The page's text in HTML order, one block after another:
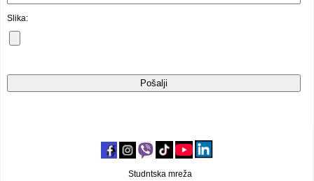
Studntska mreža
Slika: